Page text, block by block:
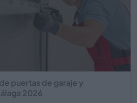
puertas de garaje y
2026